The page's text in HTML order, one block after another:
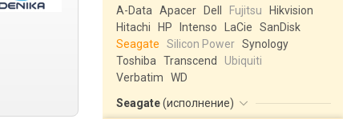
A-Data
Apacer Dell Fujitsu
Hikvision
Hitachi
HP Intenso LaCie
SanDisk
Seagate
Silicon Power Synology
Toshiba
Transcend
Ubiquiti
Verbatim
WD
Seagate(исполнение)